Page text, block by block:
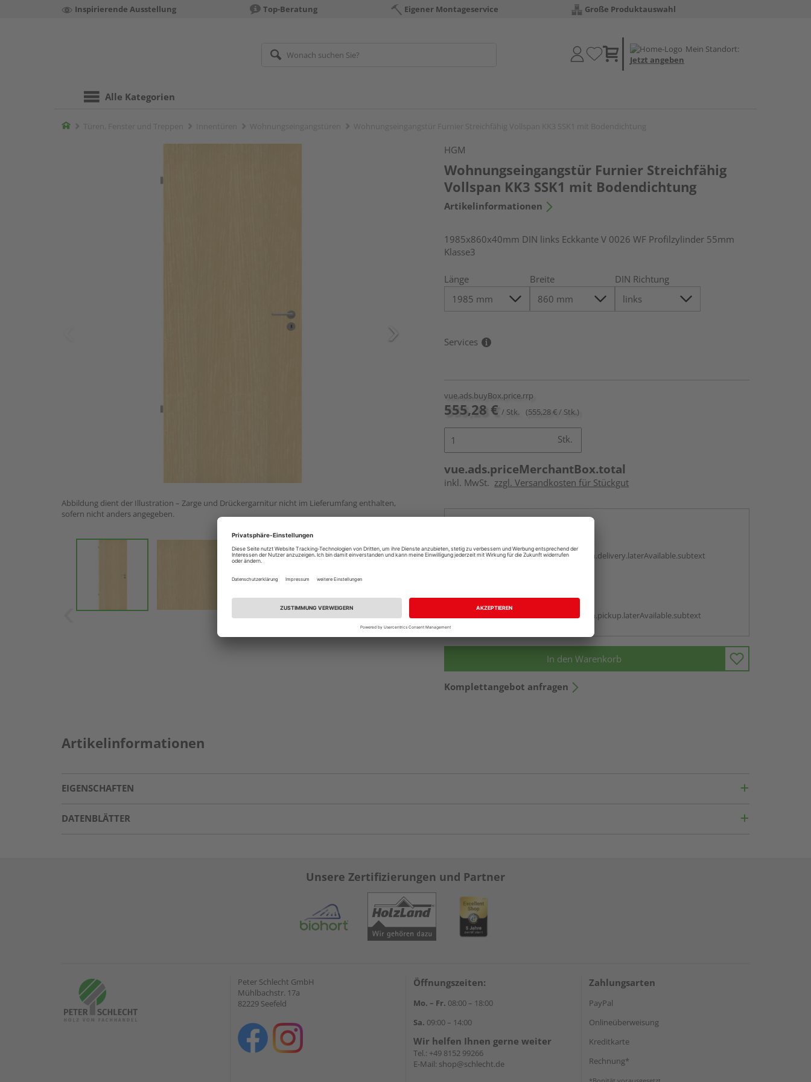
Inspirierende Ausstellung Top-Beratung Eigener Montageservice Große Produktauswahl
Mein Standort:
Jetzt angeben
Alle Kategorien
Home
Abbildung dient der Illustration – Zarge und Drückergarnitur nicht im Lieferumfang enthalten,
sofern nicht anders angegeben.
HGM
Wohnungseingangstür Furnier Streichfähig
Vollspan KK3 SSK1 mit Bodendichtung
Artikelinformationen
1985x860x40mm DIN links Eckkante V 0026 WF Profilzylinder 55mm
Klasse3
Länge Breite DIN Richtung
Services
vue.ads.buyBox.price.rrp
555,28 € / Stk. (555,28 € / Stk.)
Stk.
vue.ads.priceMerchantBox.total
inkl. MwSt. zzgl. Versandkosten für Stückgut
Auf Vorbestellung:
vue.ads.priceMerchantBox.option.delivery.laterAvailable.subtext
Auf Vorbestellung:
vue.ads.priceMerchantBox.option.pickup.laterAvailable.subtext
In den Warenkorb
Komplettangebot anfragen
Artikelinformationen
EIGENSCHAFTEN
DATENBLÄTTER
Unsere Zertifizierungen und Partner
Peter Schlecht GmbH
Mühlbachstr. 17a
82229 Seefeld
Öffnungszeiten:
Mo. – Fr. 08:00 – 18:00
Sa. 09:00 – 14:00
Wir helfen Ihnen gerne weiter
Tel.: +49 8152 99266
E-Mail: shop@schlecht.de
Zahlungsarten
PayPal
Onlineüberweisung
Kreditkarte
Rechnung*